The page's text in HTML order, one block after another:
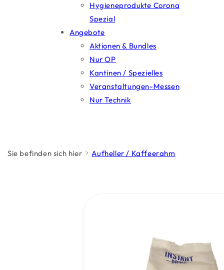
Hygieneprodukte Corona
Spezial
Angebote
Aktionen & Bundles
Nur OP
Kantinen / Spezielles
Veranstaltungen-Messen
Nur Technik
Sie befinden sich hier Aufheller / Kaffeerahm